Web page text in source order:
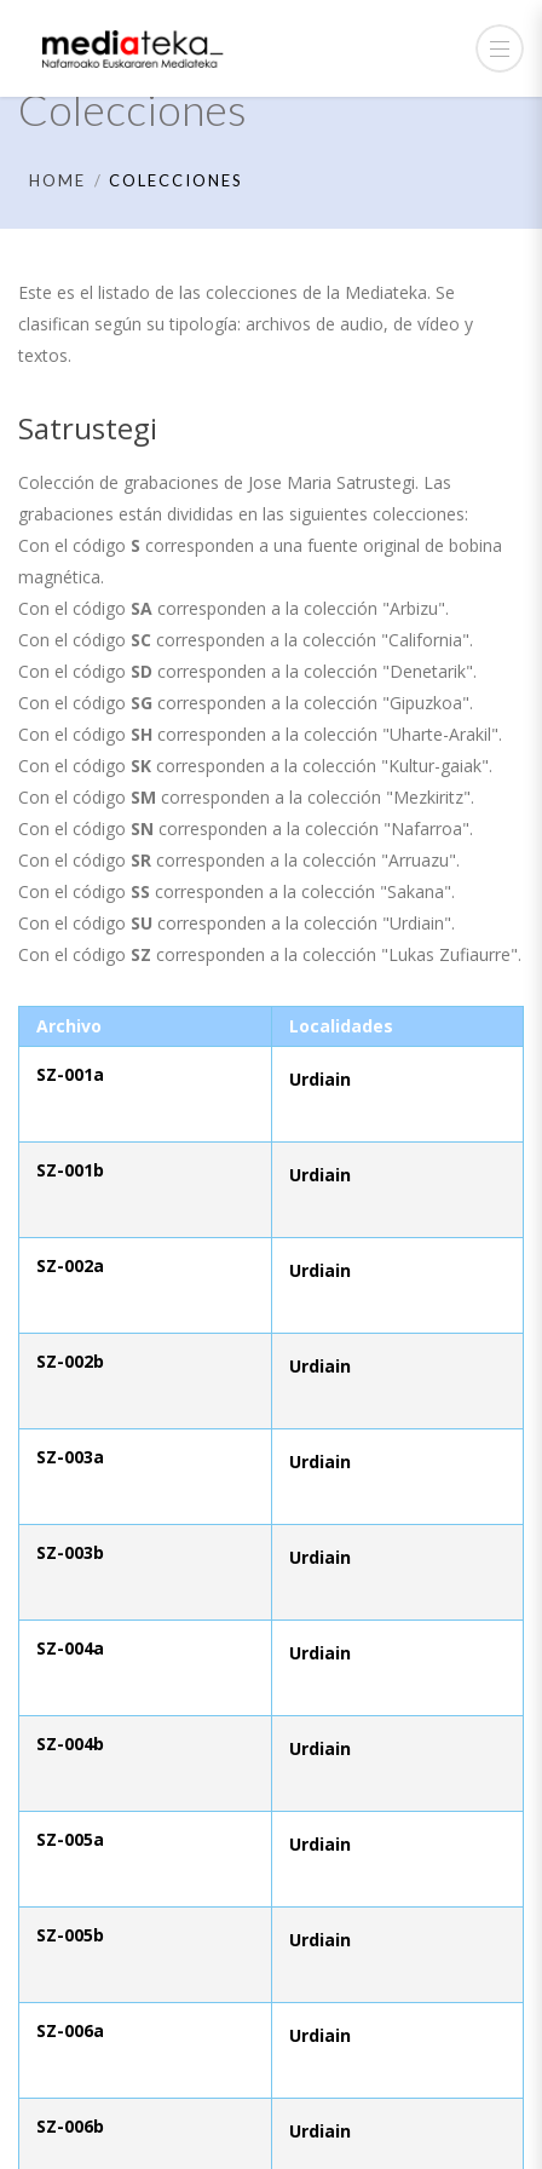
Colecciones
HOME COLECCIONES
Este es el listado de las colecciones de la Mediateka. Se
clasifican según su tipología: archivos de audio, de vídeo y
textos.
Satrustegi
Colección de grabaciones de Jose Maria Satrustegi. Las
grabaciones están divididas en las siguientes colecciones:
Con el código S corresponden a una fuente original de bobina
magnética.
Con el código SA corresponden a la colección "Arbizu".
Con el código SC corresponden a la colección "California".
Con el código SD corresponden a la colección "Denetarik".
Con el código SG corresponden a la colección "Gipuzkoa".
Con el código SH corresponden a la colección "Uharte-Arakil".
Con el código SK corresponden a la colección "Kultur-gaiak".
Con el código SM corresponden a la colección "Mezkiritz".
Con el código SN corresponden a la colección "Nafarroa".
Con el código SR corresponden a la colección "Arruazu".
Con el código SS corresponden a la colección "Sakana".
Con el código SU corresponden a la colección "Urdiain".
Con el código SZ corresponden a la colección "Lukas Zufiaurre".
Archivo Localidades
SZ-001a Urdiain
SZ-001b Urdiain
SZ-002a Urdiain
SZ-002b Urdiain
SZ-003a Urdiain
SZ-003b Urdiain
SZ-004a Urdiain
SZ-004b Urdiain
SZ-005a Urdiain
SZ-005b Urdiain
SZ-006a Urdiain
SZ-006b Urdiain